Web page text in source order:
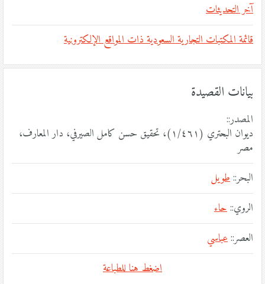
آخر التحديثات
قائمة المكتبات التجارية السعودية ذات المواقع الإلكترونية
بيانات القصيدة
المصدر::
ديوان البحتري (١/٤٦١)، تحقيق حسن كامل الصيرفي، دار المعارف،
مصر
البحر::طويل
الروي::حاء
العصر::عباسي
اضغط هنا للطباعة